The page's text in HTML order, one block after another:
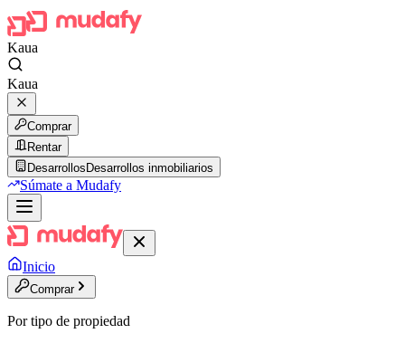
Kaua
Kaua
Comprar
Rentar
Desarrollos Desarrollos inmobiliarios
Súmate a Mudafy
Inicio
Comprar
Por tipo de propiedad